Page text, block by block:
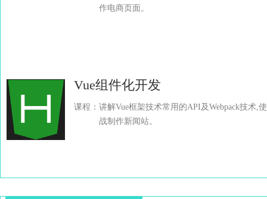
作电商页面。
Vue组件化开发
课程：讲解Vue框架技术常用的API及Webpack技术,
战制作新闻站。